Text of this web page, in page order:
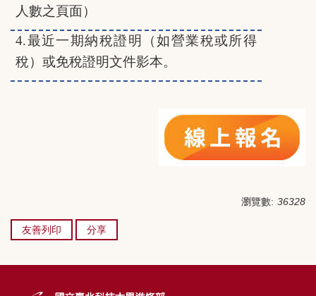
人數之頁面）
4.最近一期納稅證明（如營業稅或所得
稅）或免稅證明文件影本。
瀏覽數: 36328
友善列印 分享